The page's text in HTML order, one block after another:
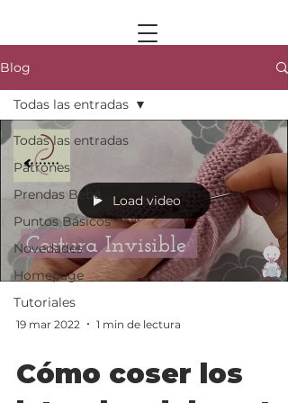
Blog
Todas las entradas
Patrones
Prendas Bebé
Puntos Básicos
Novedades
Homepage
Tutoriales
Todas las entradas
Load video
19 mar 2022 1 min de lectura
Cómo coser los